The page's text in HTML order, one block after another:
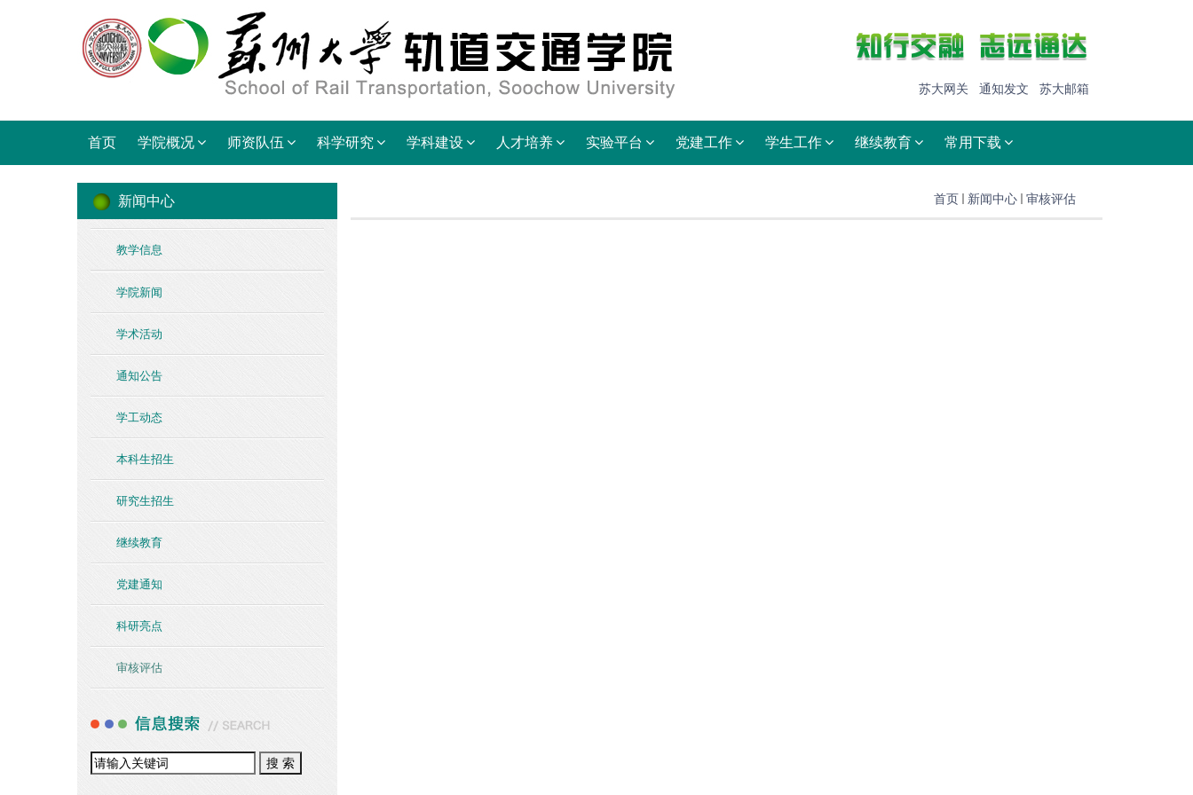
苏大网关 通知发文 苏大邮箱
首页 学院概况 师资队伍 科学研究 学科建设 人才培养 实验平台 党建工作 学生工作 继续教育 常用下载
新闻中心
教学信息
学院新闻
学术活动
通知公告
学工动态
本科生招生
研究生招生
继续教育
党建通知
科研亮点
审核评估
首页 新闻中心 审核评估